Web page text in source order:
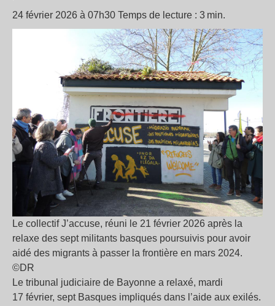
24 février 2026 à 07h30 Temps de lecture : 3 min.
Le collectif J’accuse, réuni le 21 février 2026 après la
relaxe des sept militants basques poursuivis pour avoir
aidé des migrants à passer la frontière en mars 2024.
©DR
Le tribunal judiciaire de Bayonne a relaxé, mardi
17 février, sept Basques impliqués dans l’aide aux exilés.